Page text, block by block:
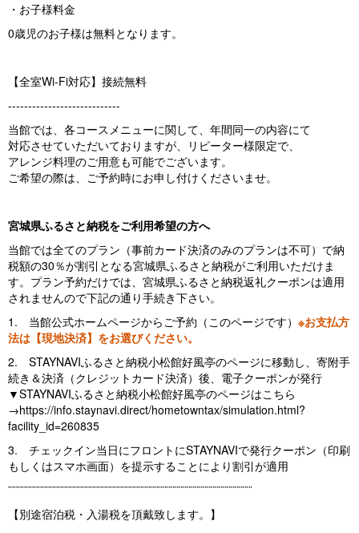
・お子様料金
0歳児のお子様は無料となります。
【全室Wi-Fi対応】接続無料
----------------------------
当館では、各コースメニューに関して、年間同一の内容にて
対応させていただいておりますが、リピーター様限定で、
アレンジ料理のご用意も可能でございます。
ご希望の際は、ご予約時にお申し付けくださいませ。
宮城県ふるさと納税をご利用希望の方へ
当館では全てのプラン（事前カード決済のみのプランは不可）で納
税額の30％が割引となる宮城県ふるさと納税がご利用いただけま
す。プラン予約だけでは、宮城県ふるさと納税返礼クーポンは適用
されませんので下記の通り手続き下さい。
1. 当館公式ホームページからご予約（このページです） ※お支払方
法は【現地決済】をお選びください。
2. STAYNAVIふるさと納税小松館好風亭のページに移動し、寄附手
続き＆決済（クレジットカード決済）後、電子クーポンが発行
▼STAYNAVIふるさと納税小松館好風亭のページはこちら
→https://info.staynavi.direct/hometowntax/simulation.html?
facility_id=260835
3. チェックイン当日にフロントにSTAYNAVIで発行クーポン（印刷
もしくはスマホ画面）を提示することにより割引が適用
¨¨¨¨¨¨¨¨¨¨¨¨¨¨¨¨¨¨¨¨¨¨¨¨¨¨¨¨¨¨¨¨¨¨¨¨¨¨¨¨¨¨¨¨¨¨¨¨¨¨¨¨¨¨¨¨¨¨¨¨¨
【別途宿泊税・入湯税を頂戴致します。】